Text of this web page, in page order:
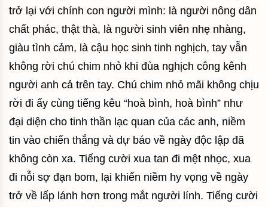
trở lại với chính con người mình: là người nông dân
chất phác, thật thà, là người sinh viên nhẹ nhàng,
giàu tình cảm, là cậu học sinh tinh nghịch, tay vẫn
không rời chú chim nhỏ khi đùa nghịch công kênh
người anh cả trên tay. Chú chim nhỏ mãi không chịu
rời đi ấy cùng tiếng kêu “hoà bình, hoà bình” như
đại diện cho tinh thần lạc quan của các anh, niềm
tin vào chiến thắng và dự báo về ngày độc lập đã
không còn xa. Tiếng cười xua tan đi mệt nhọc, xua
đi nỗi sợ đạn bom, lại khiến niềm hy vọng về ngày
trở về lấp lánh hơn trong mắt người lính. Tiếng cười